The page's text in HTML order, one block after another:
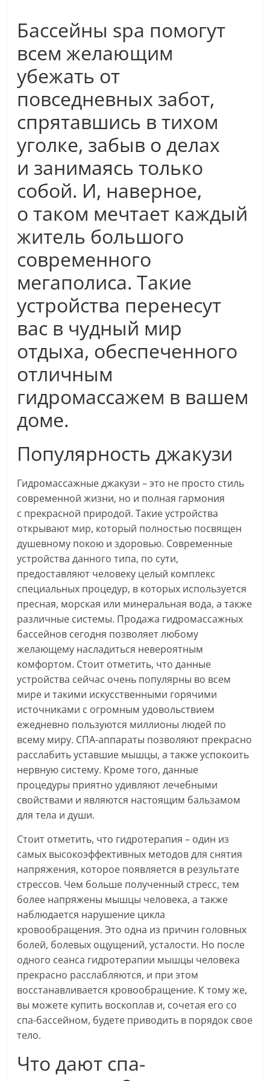
Бассейны spa помогут
всем желающим
убежать от
повседневных забот,
спрятавшись в тихом
уголке, забыв о делах
и занимаясь только
собой. И, наверное,
о таком мечтает каждый
житель большого
современного
мегаполиса. Такие
устройства перенесут
вас в чудный мир
отдыха, обеспеченного
отличным
гидромассажем в вашем
доме.
Популярность джакузи
Гидромассажные джакузи – это не просто стиль
современной жизни, но и полная гармония
с прекрасной природой. Такие устройства
открывают мир, который полностью посвящен
душевному покою и здоровью. Современные
устройства данного типа, по сути,
предоставляют человеку целый комплекс
специальных процедур, в которых используется
пресная, морская или минеральная вода, а также
различные системы. Продажа гидромассажных
бассейнов сегодня позволяет любому
желающему насладиться невероятным
комфортом. Стоит отметить, что данные
устройства сейчас очень популярны во всем
мире и такими искусственными горячими
источниками с огромным удовольствием
ежедневно пользуются миллионы людей по
всему миру. СПА-аппараты позволяют прекрасно
расслабить уставшие мышцы, а также успокоить
нервную систему. Кроме того, данные
процедуры приятно удивляют лечебными
свойствами и являются настоящим бальзамом
для тела и души.
Стоит отметить, что гидротерапия – один из
самых высокоэффективных методов для снятия
напряжения, которое появляется в результате
стрессов. Чем больше полученный стресс, тем
более напряжены мышцы человека, а также
наблюдается нарушение цикла
кровообращения. Это одна из причин головных
болей, болевых ощущений, усталости. Но после
одного сеанса гидротерапии мышцы человека
прекрасно расслабляются, и при этом
восстанавливается кровообращение. К тому же,
вы можете купить воскоплав и, сочетая его со
спа-бассейном, будете приводить в порядок свое
тело.
Что дают спа-